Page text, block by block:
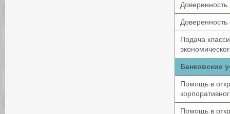
Доверенность
Подача
Банковские
Помощь в
Помощь в